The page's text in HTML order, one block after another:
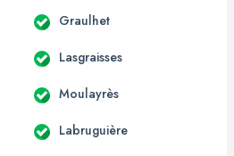
Graulhet
Lasgraisses
Moulayrès
Labruguière